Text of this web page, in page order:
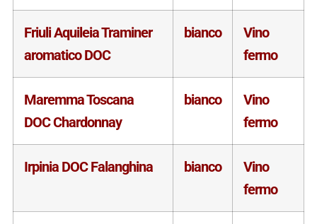
Friuli Aquileia Traminer
aromatico DOC
bianco
Vino
fermo
Maremma Toscana
DOC Chardonnay
bianco
Vino
fermo
Irpinia DOC Falanghina bianco
Vino
fermo